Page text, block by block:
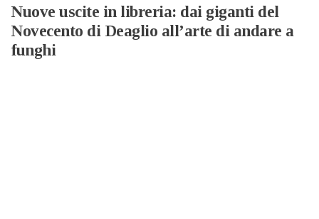
Nuove uscite in libreria: dai giganti del
Novecento di Deaglio all’arte di andare a
funghi